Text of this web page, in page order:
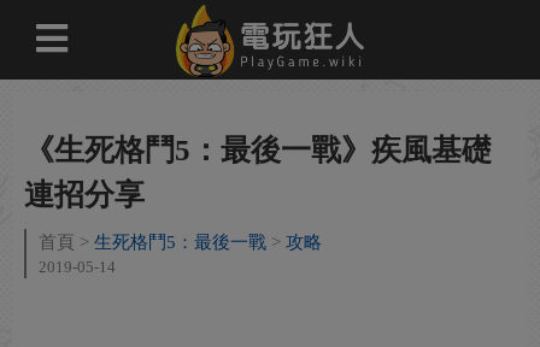
《生死格鬥5：最後一戰》疾風基礎
連招分享
首頁 生死格鬥5：最後一戰 攻略
2019-05-14